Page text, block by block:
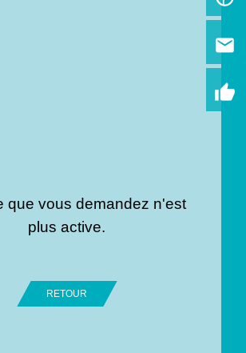
que vous demandez n'est
plus active.
RETOUR
email
thumb_up